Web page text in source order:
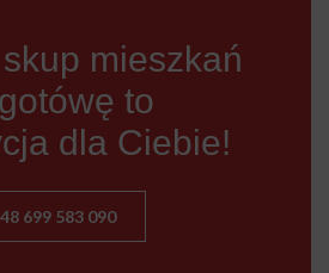
mieszkań
to
dla Ciebie!
699 583 090